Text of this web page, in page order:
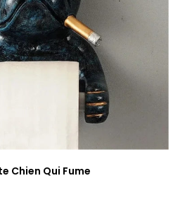
Chien Qui Fume